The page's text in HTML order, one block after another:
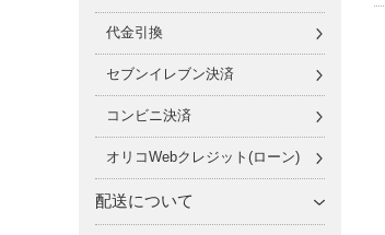
代金引換
セブンイレブン決済
コンビニ決済
オリコWebクレジット(ローン)
配送について